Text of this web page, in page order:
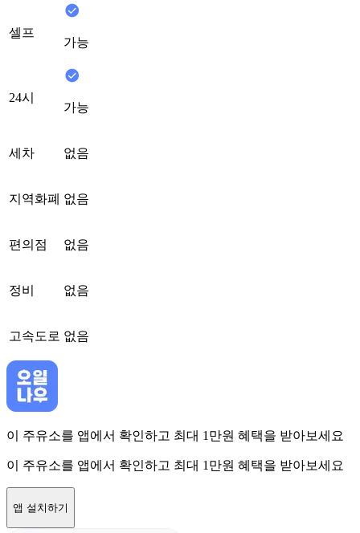
셀프
가능
24시
가능
세차 없음
지역화폐 없음
편의점 없음
정비 없음
고속도로 없음
이 주유소를 앱에서 확인하고 최대 1만원 혜택을 받아보세요
이 주유소를 앱에서 확인하고 최대 1만원 혜택을 받아보세요
앱 설치하기